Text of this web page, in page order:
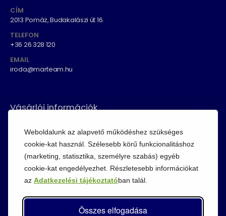
Weboldalunk az alapvető működéshez szükséges
cookie-kat használ. Szélesebb körű funkcionalitáshoz
(marketing, statisztika, személyre szabás) egyéb
cookie-kat engedélyezhet. Részletesebb információkat
az Adatkezelési tájékoztatóban talál.
Összes elfogadása
CÍM
2013 Pomáz, Budakalászi út 16.
TELEFON
+36 26 328 120
EMAIL
iroda@marteam.hu
Vásárlói információk
Fizetési módok
Adatvédelem
Cookie szabályzat